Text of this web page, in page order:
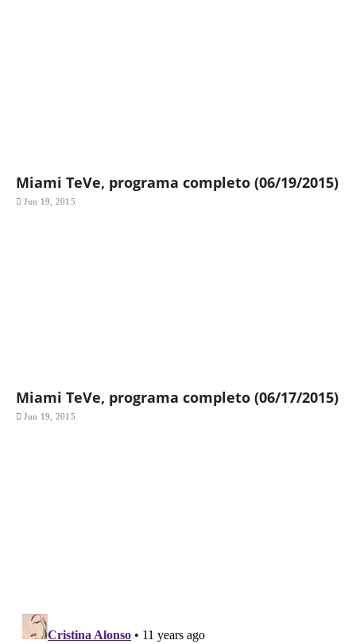
Miami TeVe, programa completo (06/19/2015)
Jun 19, 2015
Miami TeVe, programa completo (06/17/2015)
Jun 19, 2015